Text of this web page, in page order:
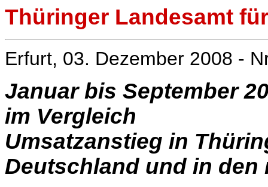
Thüringer Landesamt
Erfurt, 03. Dezember 2008 -
Januar bis September
im Vergleich
Umsatzanstieg in
Deutschland und in